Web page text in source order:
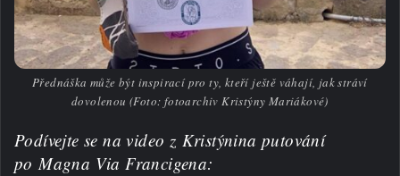
Přednáška může být inspirací pro ty, kteří ještě váhají, jak stráví
dovolenou (Foto: fotoarchiv Kristýny Mariákové)
Podívejte se na video z Kristýnina putování
po Magna Via Francigena: